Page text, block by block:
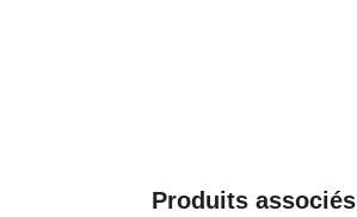
Produits associés